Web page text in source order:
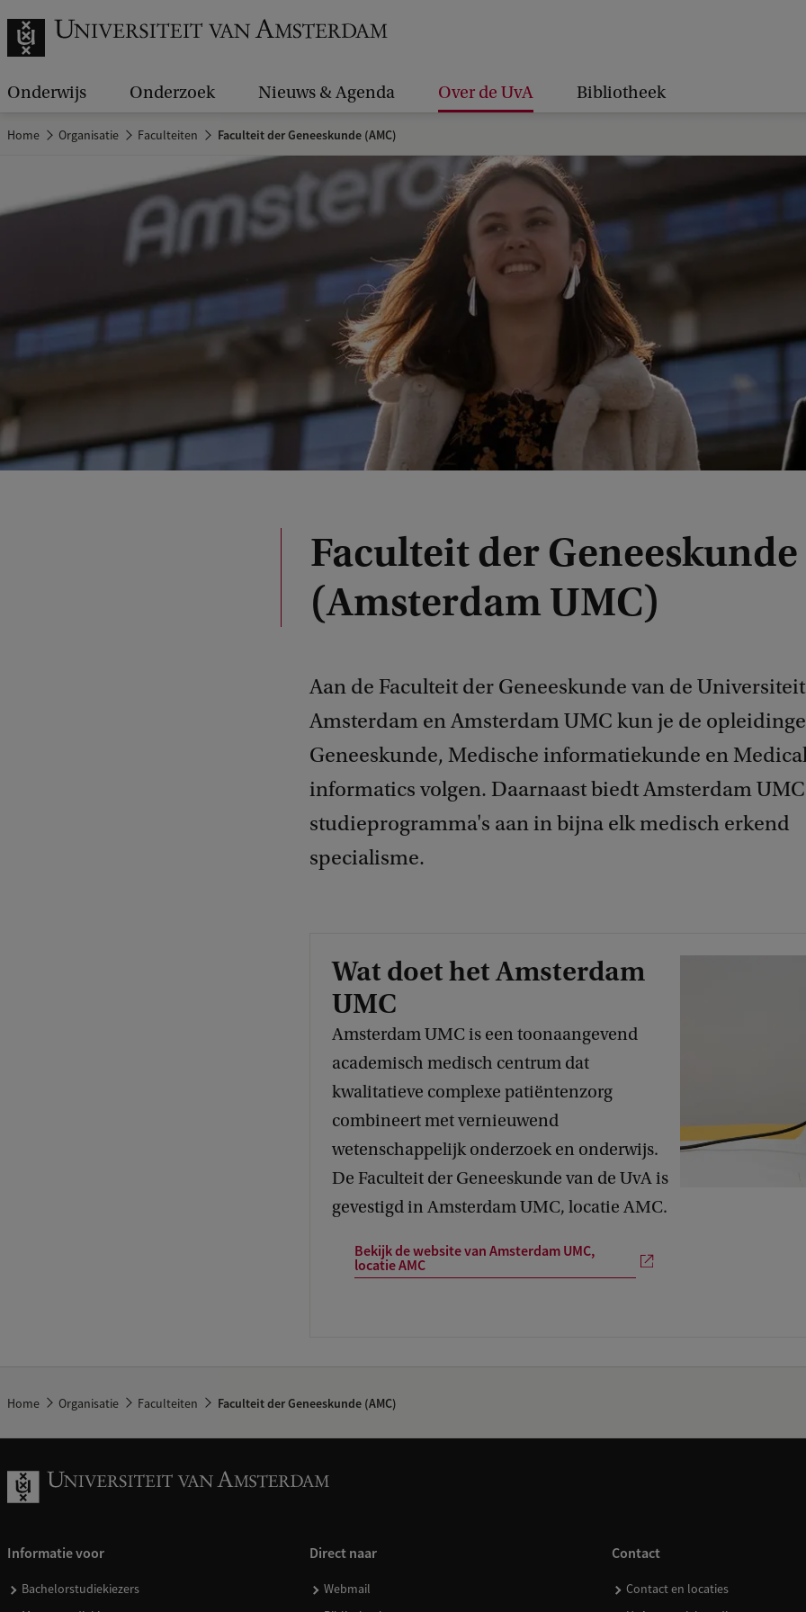
Onderwijs Onderzoek Nieuws & Agenda Over de UvA Bibliotheek
Home Organisatie Faculteiten Faculteit der Geneeskunde (AMC)
Faculteit der Geneeskunde
(Amsterdam UMC)
Aan de Faculteit der Geneeskunde van de
Amsterdam en Amsterdam UMC kun je de
Geneeskunde, Medische informatiekunde en
informatics volgen. Daarnaast biedt Amsterdam UMC
studieprogramma's aan in bijna elk medisch erkend
specialisme.
Wat doet het Amsterdam
UMC
Amsterdam UMC is een toonaangevend
academisch medisch centrum dat
kwalitatieve complexe patiëntenzorg
combineert met vernieuwend
wetenschappelijk onderzoek en onderwijs.
De Faculteit der Geneeskunde van de UvA is
gevestigd in Amsterdam UMC, locatie AMC.
Bekijk de website van Amsterdam UMC,
locatie AMC
Home Organisatie Faculteiten Faculteit der Geneeskunde (AMC)
Informatie voor
Bachelorstudiekiezers
Direct naar
Webmail
Contact
Contact en locaties